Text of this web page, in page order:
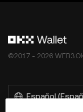
©2017 - 2026
Español